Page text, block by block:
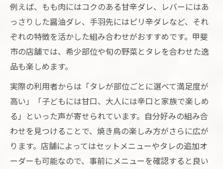
例えば、もも肉にはコクのある甘辛ダレ、レバーにはあ
っさりした醤油ダレ、手羽先にはピリ辛ダレなど、それ
ぞれの特徴を活かした組み合わせがおすすめです。甲斐
市の店舗では、希少部位や旬の野菜とタレを合わせた逸
品も楽しめます。
実際の利用者からは「タレが部位ごとに選べて満足度が
高い」「子どもには甘口、大人には辛口と家族で楽しめ
る」といった声が寄せられています。自分好みの組み合
わせを見つけることで、焼き鳥の楽しみ方がさらに広が
ります。店舗によってはセットメニューやタレの追加オ
ーダーも可能なので、事前にメニューを確認すると良い